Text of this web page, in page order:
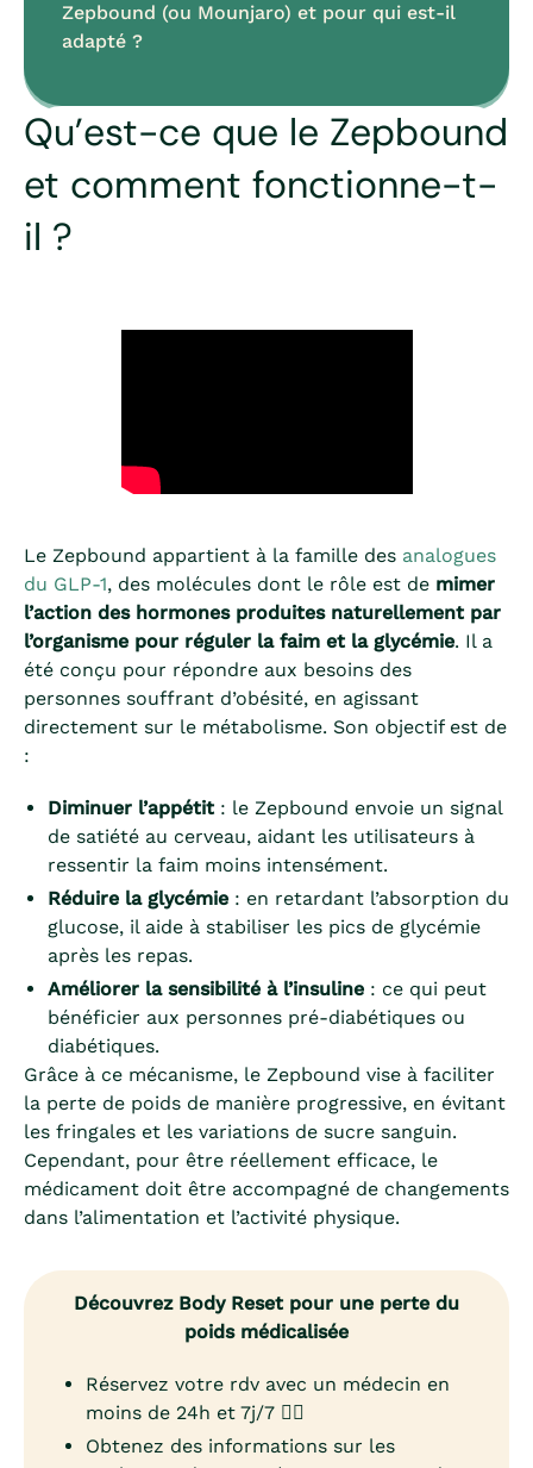
Zepbound (ou Mounjaro) et pour qui est-il
adapté ?
Qu’est-ce que le Zepbound
et comment fonctionne-t-
il ?
Le Zepbound appartient à la famille des analogues
du GLP-1, des molécules dont le rôle est de mimer
l’action des hormones produites naturellement par
l’organisme pour réguler la faim et la glycémie. Il a
été conçu pour répondre aux besoins des
personnes souffrant d’obésité, en agissant
directement sur le métabolisme. Son objectif est de
:
Diminuer l’appétit : le Zepbound envoie un signal
de satiété au cerveau, aidant les utilisateurs à
ressentir la faim moins intensément.
Réduire la glycémie : en retardant l’absorption du
glucose, il aide à stabiliser les pics de glycémie
après les repas.
Améliorer la sensibilité à l’insuline : ce qui peut
bénéficier aux personnes pré-diabétiques ou
diabétiques.
Grâce à ce mécanisme, le Zepbound vise à faciliter
la perte de poids de manière progressive, en évitant
les fringales et les variations de sucre sanguin.
Cependant, pour être réellement efficace, le
médicament doit être accompagné de changements
dans l’alimentation et l’activité physique.
Découvrez Body Reset pour une perte du
poids médicalisée
Réservez votre rdv avec un médecin en
moins de 24h et 7j/7 👨‍⚕️
Obtenez des informations sur les